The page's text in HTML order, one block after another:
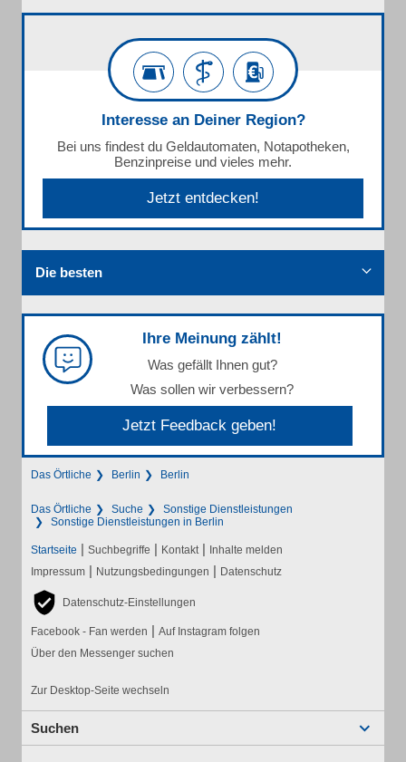
Interesse an Deiner Region?
Bei uns findest du Geldautomaten, Notapotheken,
Benzinpreise und vieles mehr.
Jetzt entdecken!
Die besten
Ihre Meinung zählt!
Was gefällt Ihnen gut?
Was sollen wir verbessern?
Jetzt Feedback geben!
Das Örtliche Berlin Berlin
Das Örtliche Suche
Sonstige Dienstleistungen
Sonstige Dienstleistungen in Berlin
Startseite | Suchbegriffe | Kontakt | Inhalte melden
Impressum | Nutzungsbedingungen | Datenschutz
Datenschutz-Einstellungen
Facebook - Fan werden | Auf Instagram folgen
Über den Messenger suchen
Zur Desktop-Seite wechseln
Suchen